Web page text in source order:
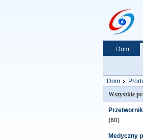
Dom
Dom
Wszystkie
(60)
Medyczny